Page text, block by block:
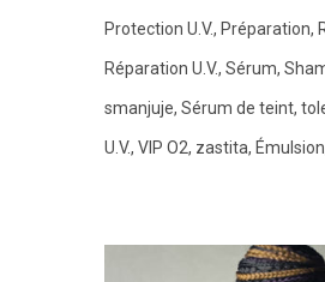
Protection U.V. Préparation
Réparation U.V. Sérum
smanjuje Sérum de teint
U.V. VIP O2 zastita Émulsion